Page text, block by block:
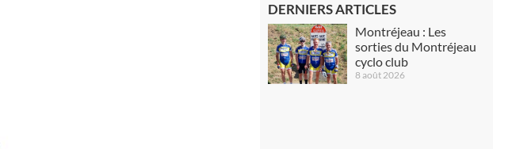
DERNIERS ARTICLES
Montréjeau : Les
sorties du Montréjeau
cyclo club
8 août 2026